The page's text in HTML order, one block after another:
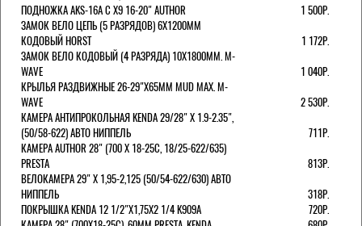
ПОДНОЖКА AKS-16A C X9 16-20" AUTHOR
1 500Р.
ЗАМОК ВЕЛО ЦЕПЬ (5 РАЗРЯДОВ) 6Х1200ММ
КОДОВЫЙ HORST
1 172Р.
ЗАМОК ВЕЛО КОДОВЫЙ (4 РАЗРЯДА) 10Х1800ММ. M-
WAVE
1 040Р.
КРЫЛЬЯ РАЗДВИЖНЫЕ 26-29"Х65ММ MUD MAX. M-
WAVE
2 530Р.
КАМЕРА АНТИПРОКОЛЬНАЯ KENDA 29/28" Х 1.9-2.35",
(50/58-622) АВТО НИППЕЛЬ
711Р.
КАМЕРА AUTHOR 28" (700 Х 18-25С, 18/25-622/635)
PRESTA
813Р.
ВЕЛОКАМЕРА 29" X 1,95-2,125 (50/54-622/630) АВТО
НИППЕЛЬ
318Р.
ПОКРЫШКА KENDA 12 1/2"Х1,75X2 1/4 K909A
720Р.